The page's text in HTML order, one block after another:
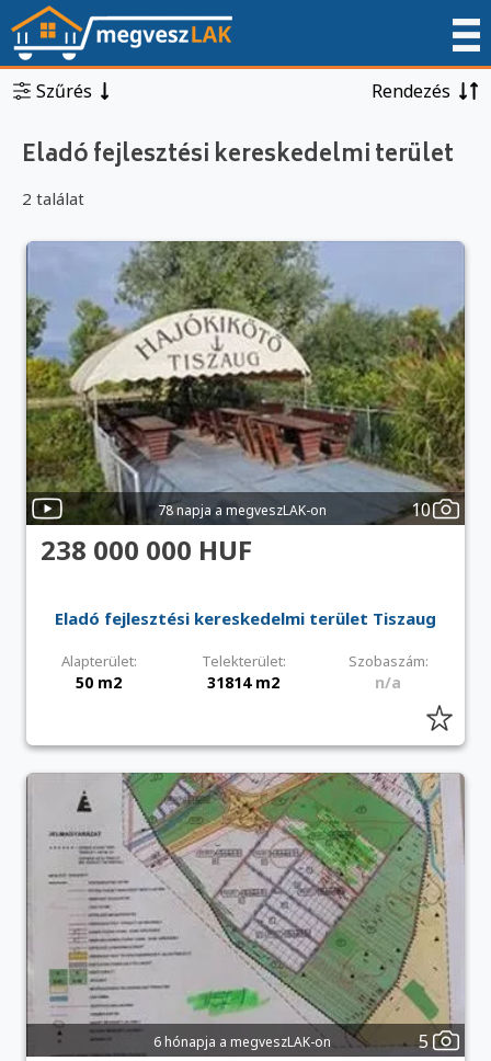
Szűrés Rendezés
Eladó fejlesztési kereskedelmi terület
2 találat
78 napja a megveszLAK-on 10
238 000 000 HUF
Eladó fejlesztési kereskedelmi terület Tiszaug
Alapterület: Telekterület: Szobaszám:
50 m2 31814 m2 n/a
6 hónapja a megveszLAK-on 5